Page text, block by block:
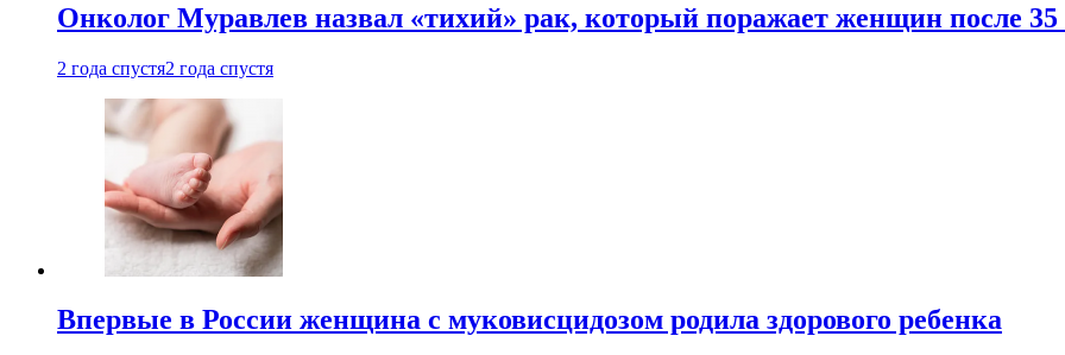
Онколог Муравлев назвал «тихий» рак, который поражает женщин после 35
2 года спустя2 года спустя
Впервые в России женщина с муковисцидозом родила здорового ребенка